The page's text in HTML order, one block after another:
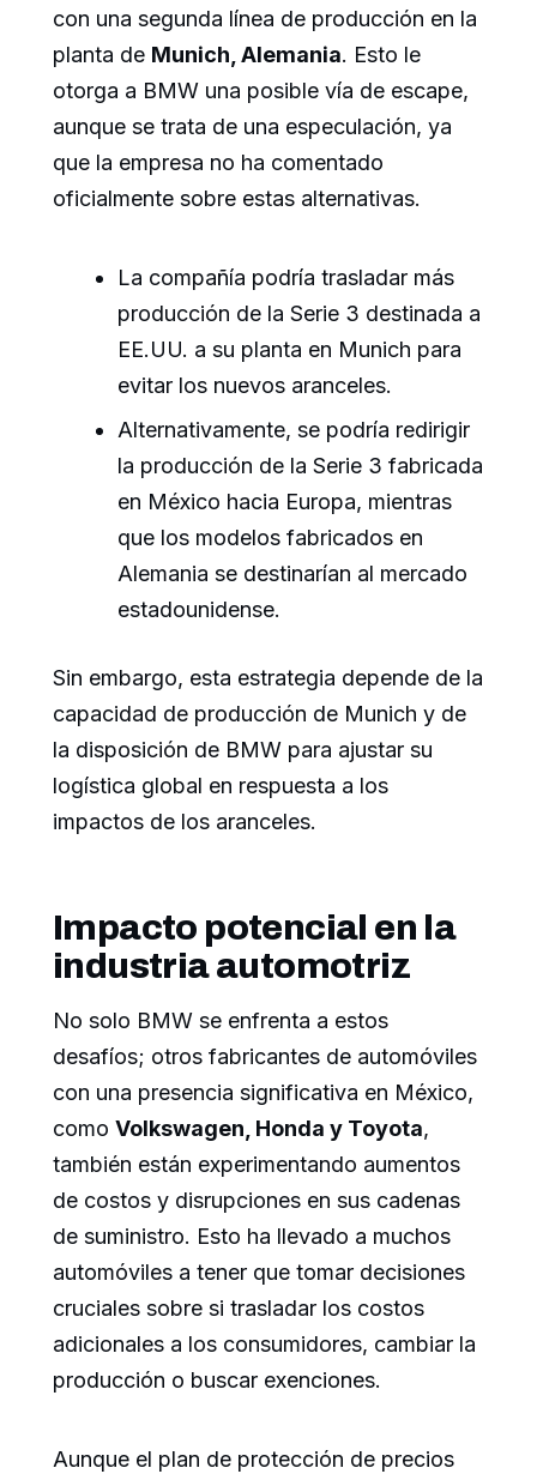
con una segunda línea de producción en la
planta de Munich, Alemania. Esto le
otorga a BMW una posible vía de escape,
aunque se trata de una especulación, ya
que la empresa no ha comentado
oficialmente sobre estas alternativas.
La compañía podría trasladar más
producción de la Serie 3 destinada a
EE.UU. a su planta en Munich para
evitar los nuevos aranceles.
Alternativamente, se podría redirigir
la producción de la Serie 3 fabricada
en México hacia Europa, mientras
que los modelos fabricados en
Alemania se destinarían al mercado
estadounidense.
Sin embargo, esta estrategia depende de la
capacidad de producción de Munich y de
la disposición de BMW para ajustar su
logística global en respuesta a los
impactos de los aranceles.
Impacto potencial en la
industria automotriz
No solo BMW se enfrenta a estos
desafíos; otros fabricantes de automóviles
con una presencia significativa en México,
como Volkswagen, Honda y Toyota,
también están experimentando aumentos
de costos y disrupciones en sus cadenas
de suministro. Esto ha llevado a muchos
automóviles a tener que tomar decisiones
cruciales sobre si trasladar los costos
adicionales a los consumidores, cambiar la
producción o buscar exenciones.
Aunque el plan de protección de precios